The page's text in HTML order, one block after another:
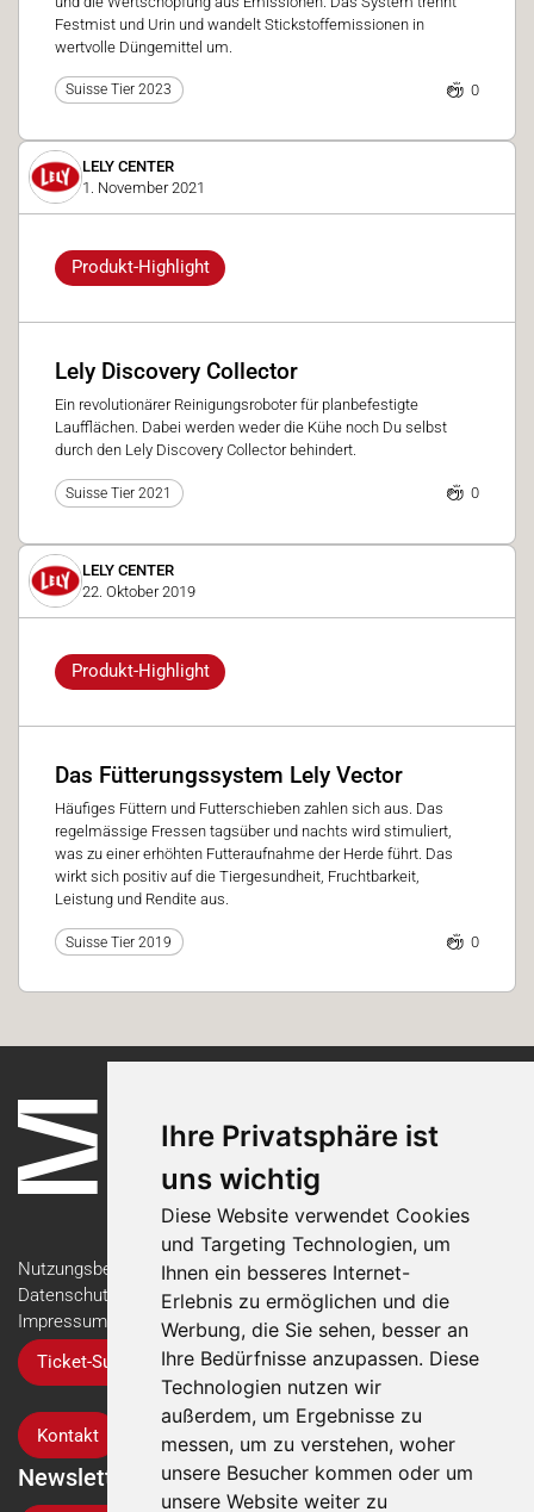
Ihre Privatsphäre ist
uns wichtig
Diese Website verwendet Cookies
und Targeting Technologien, um
Ihnen ein besseres Internet-
Erlebnis zu ermöglichen und die
Werbung, die Sie sehen, besser an
Ihre Bedürfnisse anzupassen. Diese
Technologien nutzen wir
außerdem, um Ergebnisse zu
messen, um zu verstehen, woher
unsere Besucher kommen oder um
unsere Website weiter zu
Festmist und Urin und wandelt Stickstoffemissionen in
wertvolle Düngemittel um.
Suisse Tier 2023 0
LELY CENTER
1. November 2021
Produkt-Highlight
Lely Discovery Collector
Ein revolutionärer Reinigungsroboter für planbefestigte
Laufflächen. Dabei werden weder die Kühe noch Du selbst
durch den Lely Discovery Collector behindert.
Suisse Tier 2021 0
LELY CENTER
22. Oktober 2019
Produkt-Highlight
Das Fütterungssystem Lely Vector
Häufiges Füttern und Futterschieben zahlen sich aus. Das
regelmässige Fressen tagsüber und nachts wird stimuliert,
was zu einer erhöhten Futteraufnahme der Herde führt. Das
wirkt sich positiv auf die Tiergesundheit, Fruchtbarkeit,
Leistung und Rendite aus.
Suisse Tier 2019 0
Nutzungsbedingungen
Datenschutzerklärung
Impressum
Ticket-Support
Kontakt
Newsletter